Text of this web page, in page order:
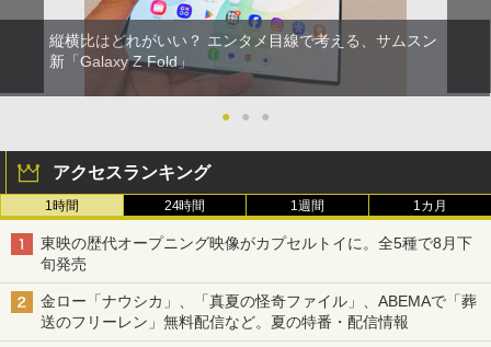
縦横比はどれがいい？ エンタメ目線で考える、サムスン
新「Galaxy Z Fold」
● ● ●
アクセスランキング
1時間 24時間 1週間 1カ月
東映の歴代オープニング映像がカプセルトイに。全5種で8月下
旬発売
金ロー「ナウシカ」、「真夏の怪奇ファイル」、ABEMAで「葬
送のフリーレン」無料配信など。夏の特番・配信情報